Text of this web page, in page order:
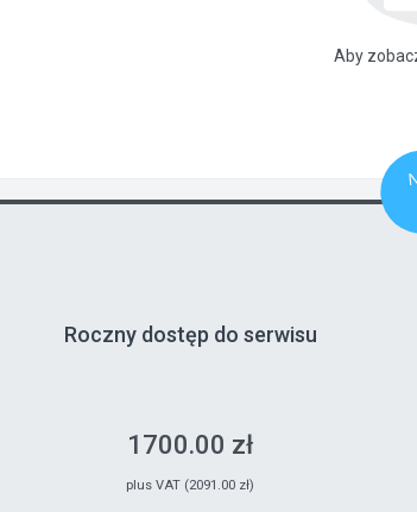
Aby
Roczny dostęp do serwisu
1700.00 zł
plus VAT (2091.00 zł)